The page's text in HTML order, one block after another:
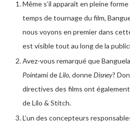
Même s’il apparaît en pleine
temps de tournage du film,
nous voyons en premier dans
est visible tout au long de la
Avez-vous remarqué que
Pointami deLilo, donneDisney?
directives des films ont
de Lilo & Stitch.
L’un des concepteurs